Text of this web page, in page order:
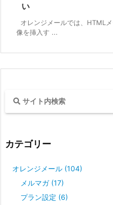
い
オレンジメールでは、HTML
像を挿入す ...
カテゴリー
オレンジメール (104)
メルマガ (17)
プラン設定 (6)